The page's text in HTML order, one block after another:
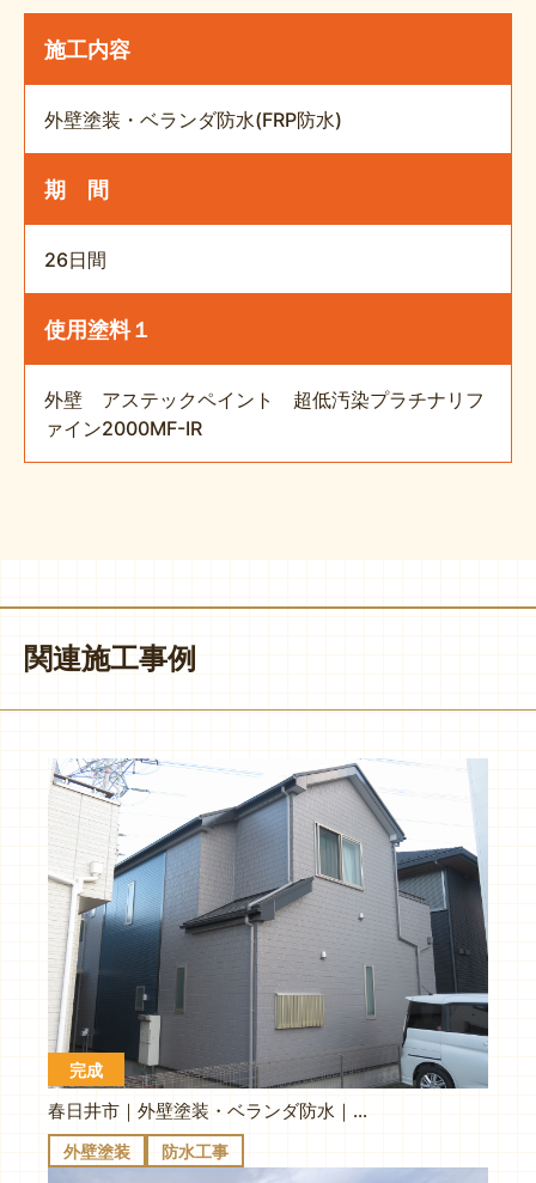
施工内容
外壁塗装・ベランダ防水(FRP防水)
期 間
26日間
使用塗料１
外壁 アステックペイント 超低汚染プラチナリフ
ァイン2000MF-IR
関連施工事例
完成
春日井市｜外壁塗装・ベランダ防水｜T様邸
外壁塗装 防水工事